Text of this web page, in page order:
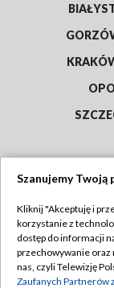
Abonament
Emisja w TVP
Szanujemy Twoją
Kliknij "Akceptuję i
korzystanie z
dostęp do informacji
przechowywanie oraz
nas, czyli Telewizję
Zaufanych Partnerów